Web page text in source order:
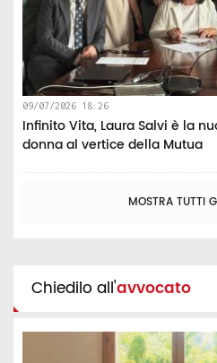
09/07/2026 18:26
Infinito Vita, Laura Salvi è la
donna al vertice della Mutua
MOSTRA TUTTI
Chiedilo all'avvocato